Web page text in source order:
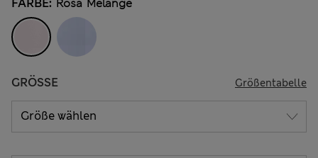
GRÖSSE Größentabelle